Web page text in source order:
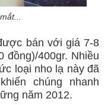
bán với giá 7-8
đồng)/400gr. Nhiều
loại nho lạ này đã
chúng nhanh
năm 2012.